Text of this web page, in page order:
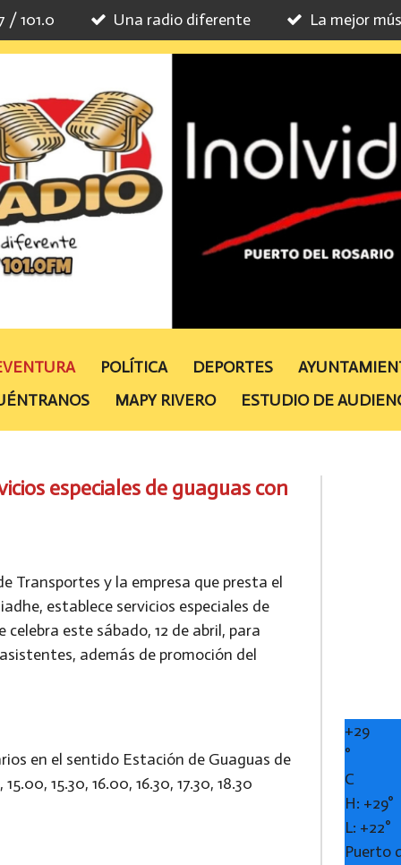
/ 101.0 Una radio diferente La mejor
POLÍTICA DEPORTES
MAPY RIVERO ESTUDIO DE
especiales de guaguas con
Transportes y la empresa que presta el
establece servicios especiales de
este sábado, 12 de abril, para
además de promoción del
en el sentido Estación de Guaguas de
15.30, 16.00, 16.30, 17.30, 18.30
+29
°
C
H: +29°
L: +22°
Puerto